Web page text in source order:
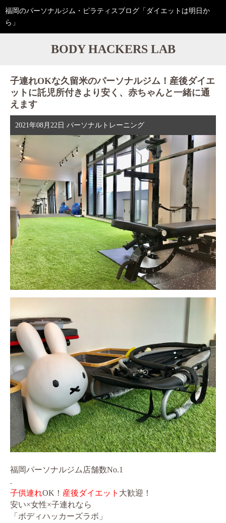
福岡のパーソナルジム・ピラティスブログ「ダイエットは明日か
ら」
BODY HACKERS LAB
子連れOKな久留米のパーソナルジム！産後ダイエ
ットに託児所付きより安く、赤ちゃんと一緒に通
えます
2021年08月22日 パーソナルトレーニング
福岡パーソナルジム店舗数No.1
.
子供連れOK！ 産後ダイエット 大歓迎！
安い×女性×子連れなら
「ボディハッカーズラボ」